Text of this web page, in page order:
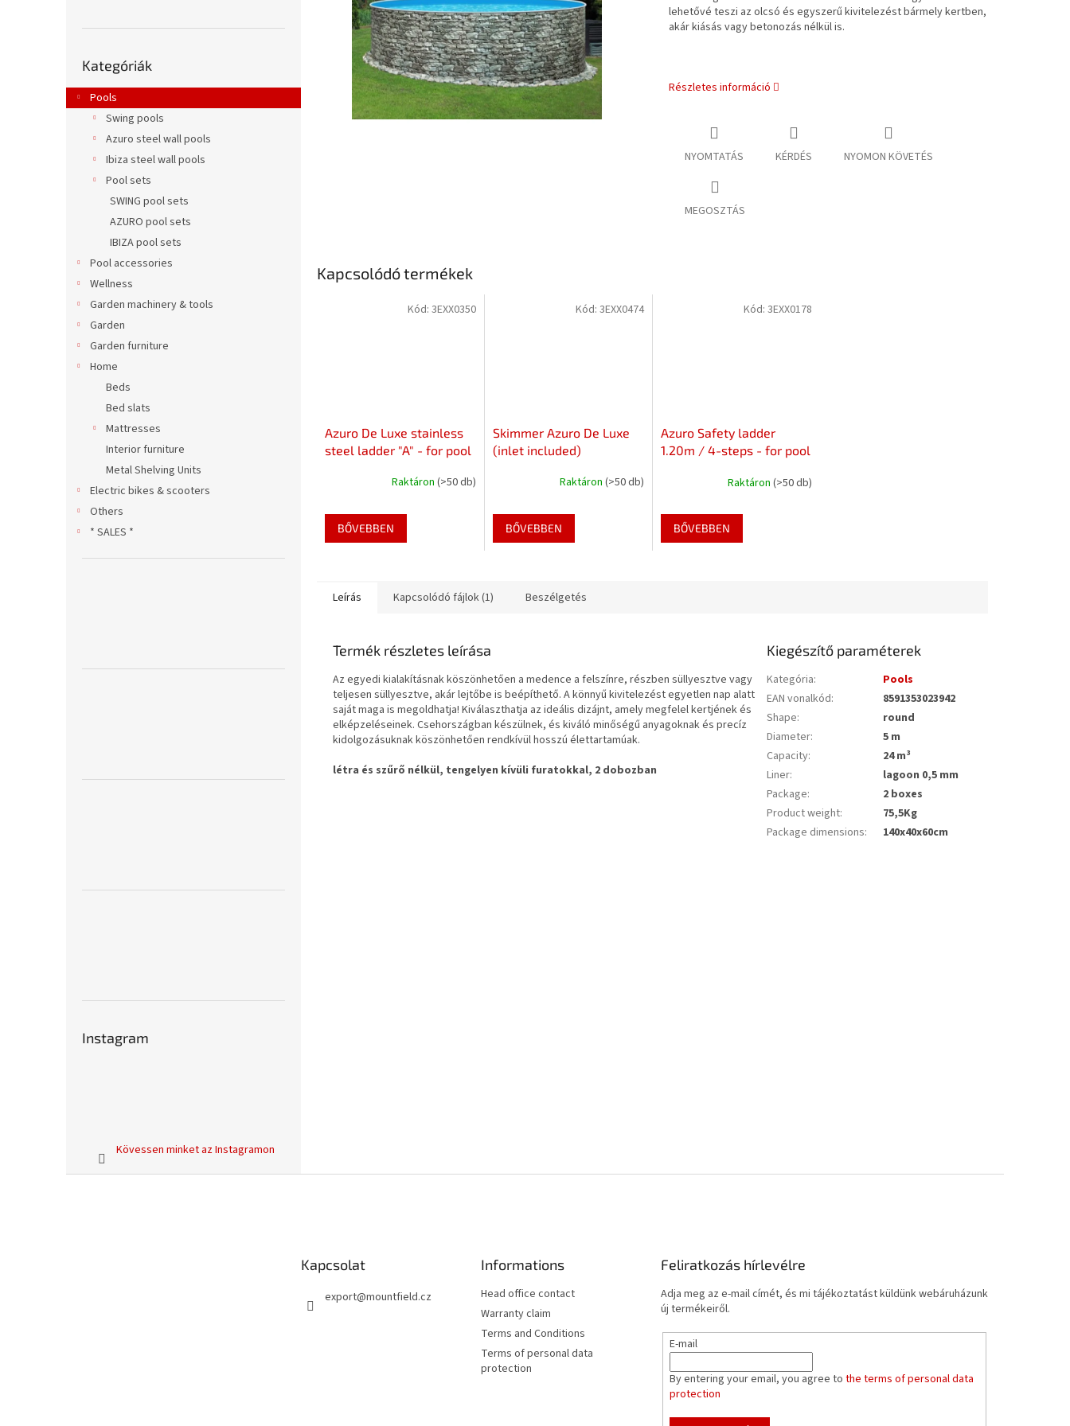
átugrása
Kategóriák
Pools
Swing pools
Azuro steel wall pools
Ibiza steel wall pools
Pool sets
SWING pool sets
AZURO pool sets
IBIZA pool sets
Pool accessories
Wellness
Garden machinery & tools
Garden
Garden furniture
Home
Beds
Bed slats
Mattresses
Interior furniture
Metal Shelving Units
Electric bikes & scooters
Others
* SALES *
Instagram
Kövessen minket az Instagramon
lehetővé teszi az olcsó és egyszerű kivitelezést bármely kertben,
akár kiásás vagy betonozás nélkül is.
Részletes információ
NYOMTATÁS KÉRDÉS NYOMON KÖVETÉS
MEGOSZTÁS
Kapcsolódó termékek
Azuro De Luxe stainless
steel ladder "A" - for pool
Raktáron (>50 db)
BŐVEBBEN
Kód: 3EXX0350
Skimmer Azuro De Luxe
(inlet included)
Raktáron (>50 db)
BŐVEBBEN
Kód: 3EXX0474
Azuro Safety ladder
1.20m / 4-steps - for pool
Raktáron(>50 db)
BŐVEBBEN
Kód:3EXX0178
Leírás Kapcsolódó fájlok (1) Beszélgetés
Termék részletes leírása
Az egyedi kialakításnak köszönhetően a medence a felszínre, részben süllyesztve vagy
teljesen süllyesztve, akár lejtőbe is beépíthető. A könnyű kivitelezést egyetlen nap alatt
saját maga is megoldhatja! Kiválaszthatja az ideális dizájnt, amely megfelel kertjének és
elképzeléseinek. Csehországban készülnek, és kiváló minőségű anyagoknak és precíz
kidolgozásuknak köszönhetően rendkívül hosszú élettartamúak.
létra és szűrő nélkül, tengelyen kívüli furatokkal, 2 dobozban
Kiegészítő paraméterek
Kategória:
Pools
EAN vonalkód:
8591353023942
Shape:
round
Diameter:
5 m
Capacity:
24 m³
Liner:
lagoon 0,5 mm
Package:
2 boxes
Product weight:
75,5Kg
Package dimensions: 140x40x60cm
Kapcsolat
export@mountfield.cz
Informations
Head office contact
Warranty claim
Terms and Conditions
Terms of personal data
protection
Feliratkozás hírlevélre
Adja meg az e-mail címét, és mi tájékoztatást küldünk webáruházunk
új termékeiről.
E-mail
By entering your email, you agree tothe terms of personal data
protection